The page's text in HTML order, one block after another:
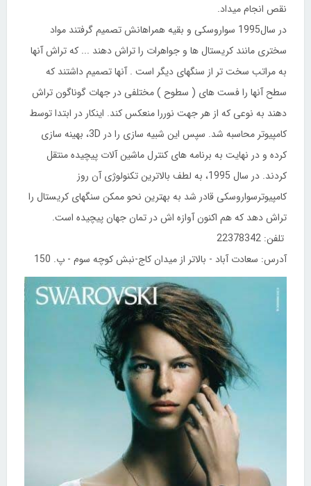
نقص انجام میداد.
در سال1995 سواروسکی و بقیه همراهانش تصمیم گرفتند مواد
سختری مانند کریستال ها و جواهرات را تراش دهند ... که تراش آنها
به مراتب سخت تر از سنگهای دیگر است . آنها تصمیم داشتند که
سطح آنها را فست های ( سطوح ) مختلفی در جهات گوناگون تراش
دهند به نوعی که از هر جهت نوررا منعکس کند. اینکار در ابتدا توسط
کامپیوتر محاسبه شد. سپس این شبیه سازی را در 3D، بهینه سازی
کرده و در نهایت به برنامه های کنترل ماشین آلات پیچیده منتقل
کردند. در سال 1995، به لطف بالاترین تکنولوژی آن روز
کامپیوترسواروسکی قادر شد به بهترین نحو ممکن سنگهای کریستال را
تراش دهد که هم اکنون آوازه اش در تمان جهان پیچیده است.
تلفن: 22378342
آدرس: سعادت آباد - بالاتر از میدان کاج-نبش کوچه سوم - پ. 150